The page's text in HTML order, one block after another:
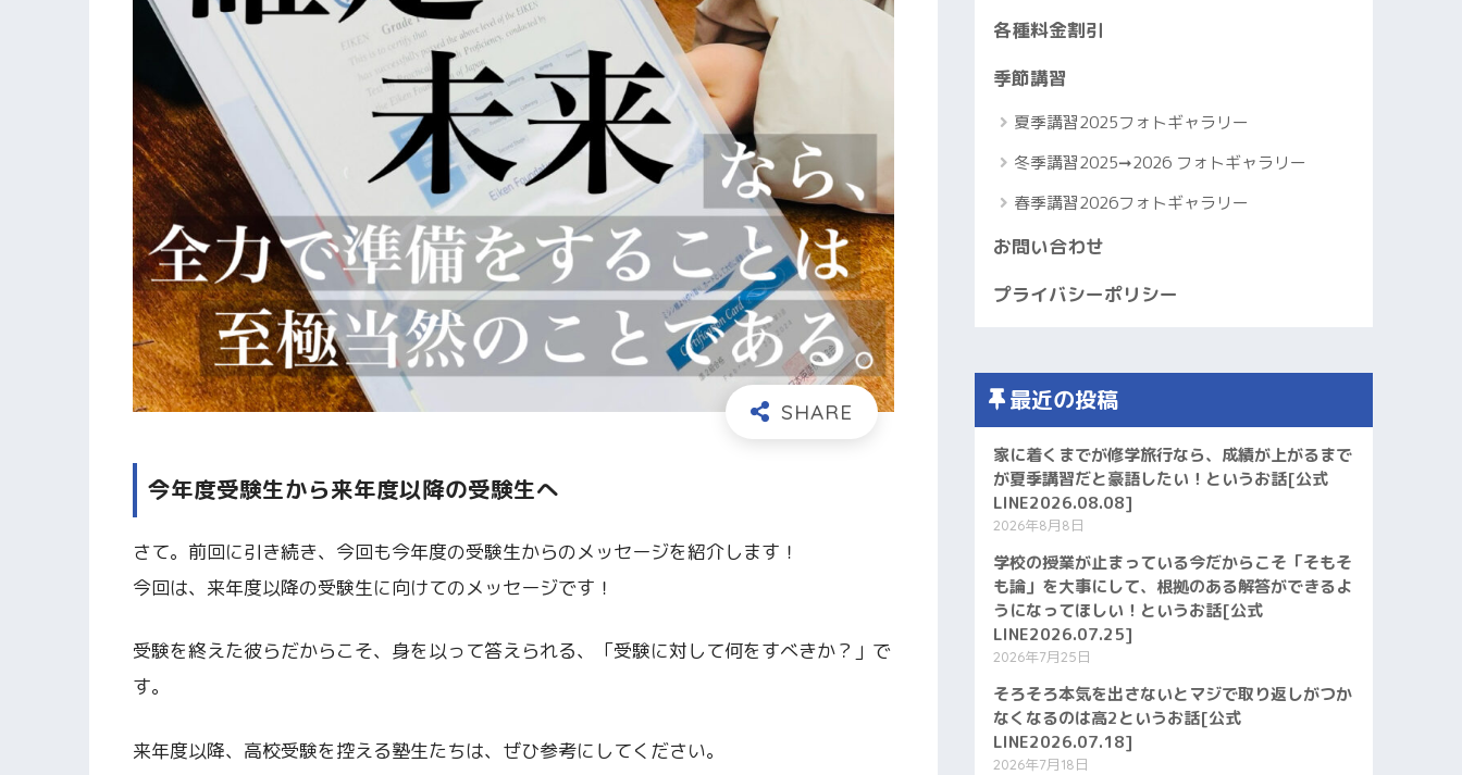
今年度受験生から来年度以降の受験生へ
さて。前回に引き続き、今回も今年度の受験生からのメッセージを紹介します！
今回は、来年度以降の受験生に向けてのメッセージです！
受験を終えた彼らだからこそ、身を以って答えられる、「受験に対して何をすべきか？」で
す。
来年度以降、高校受験を控える塾生たちは、ぜひ参考にしてください。
各種料金割引
季節講習
夏季講習2025フォトギャラリー
冬季講習2025➞2026 フォトギャラリー
春季講習2026フォトギャラリー
お問い合わせ
プライバシーポリシー
最近の投稿
家に着くまでが修学旅行なら、成績が上がるまで
が夏季講習だと豪語したい！というお話[公式
LINE2026.08.08]
2026年8月8日
学校の授業が止まっている今だからこそ「そもそ
も論」を大事にして、根拠のある解答ができるよ
うになってほしい！というお話[公式
LINE2026.07.25]
2026年7月25日
そろそろ本気を出さないとマジで取り返しがつか
なくなるのは高2というお話[公式
LINE2026.07.18]
2026年7月18日